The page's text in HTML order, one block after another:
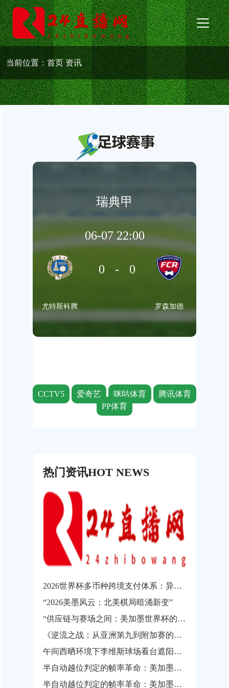
当前位置：首页资讯
瑞典甲
06-07 22:00
尤特斯科腾
0-0
罗森加德
CCTV5 爱奇艺 咪咕体育
腾讯体育
PP体育
热门资讯HOT NEWS
2026世界杯多币种跨境支付体系：异构结算系统的互操作瓶颈与协同发展路径
“2026美墨风云：北美棋局暗涌新变”
“供应链与赛场之间：美加墨世界杯的物流通关瓶颈”
《逆流之战：从亚洲第九到附加赛的涅槃之路》
午间西晒环境下李维斯球场看台遮阳性能实测与观赛热舒适影响分析
半自动越位判定的帧率革命：美加墨世界杯背后的实时影像解析技术
半自动越位判定的帧率革命：美加墨世界杯背后的实时影像解析技术